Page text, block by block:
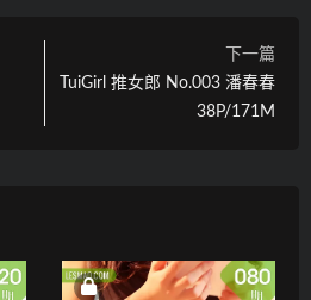
下一篇
TuiGirl 推女郎 No.003 潘春春
38P/171M